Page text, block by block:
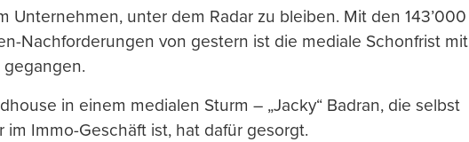
Unternehmen, unter dem Radar zu bleiben. Mit den 143’000
Nachforderungen von gestern ist die mediale Schonfrist mit
gegangen.
in einem medialen Sturm – „Jacky“ Badran, die selbst
im Immo-Geschäft ist, hat dafür gesorgt.